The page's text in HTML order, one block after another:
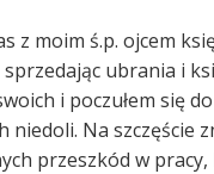
z moim ś.p. ojcem
ubrania i
i poczułem się
niedoli. Na szczęście
przeszkód w